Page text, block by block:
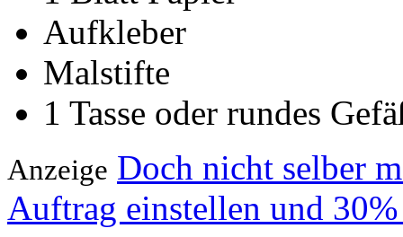
Aufkleber
Malstifte
1 Tasse oder rundes
Anzeige Doch nicht selber
Auftrag einstellen und